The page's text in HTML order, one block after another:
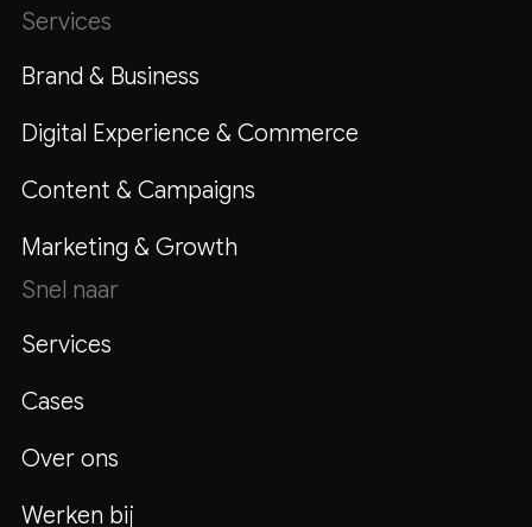
Services
Brand & Business
Digital Experience & Commerce
Content & Campaigns
Marketing & Growth
Snel naar
Services
Cases
Over ons
Werken bij